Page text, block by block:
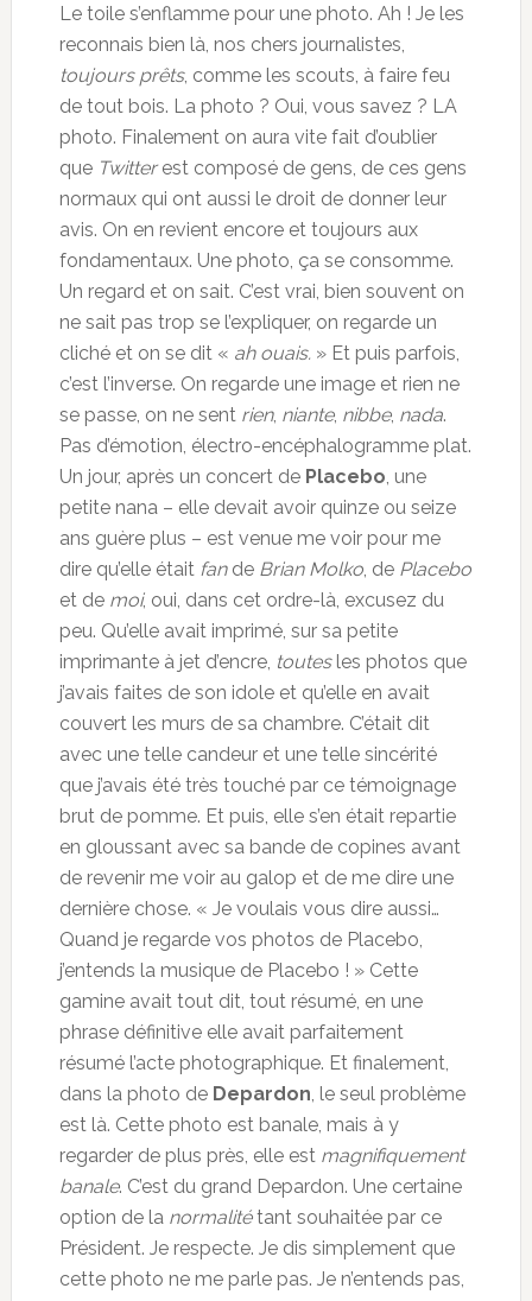
Le toile s’enflamme pour une photo. Ah ! Je les
reconnais bien là, nos chers journalistes,
toujours prêts, comme les scouts, à faire feu
de tout bois. La photo ? Oui, vous savez ? LA
photo. Finalement on aura vite fait d’oublier
que Twitterest composé de gens, de ces gens
normaux qui ont aussi le droit de donner leur
avis. On en revient encore et toujours aux
fondamentaux. Une photo, ça se consomme.
Un regard et on sait. C’est vrai, bien souvent on
ne sait pas trop se l’expliquer, on regarde un
cliché et on se dit « ah ouais.» Et puis parfois,
c’est l’inverse. On regarde une image et rien ne
se passe, on ne sent rien, niante, nibbe, nada.
Pas d’émotion, électro-encéphalogramme plat.
Un jour, après un concert de Placebo, une
petite nana – elle devait avoir quinze ou seize
ans guère plus – est venue me voir pour me
dire qu’elle était fande Brian Molko, de Placebo
et de moi, oui, dans cet ordre-là, excusez du
peu. Qu’elle avait imprimé, sur sa petite
imprimante à jet d’encre, toutesles photos que
j’avais faites de son idole et qu’elle en avait
couvert les murs de sa chambre. C’était dit
avec une telle candeur et une telle sincérité
que j’avais été très touché par ce témoignage
brut de pomme. Et puis, elle s’en était repartie
en gloussant avec sa bande de copines avant
de revenir me voir au galop et de me dire une
dernière chose. « Je voulais vous dire aussi…
Quand je regarde vos photos de Placebo,
j’entends la musique de Placebo ! » Cette
gamine avait tout dit, tout résumé, en une
phrase définitive elle avait parfaitement
résumé l’acte photographique. Et finalement,
dans la photo de Depardon, le seul problème
est là. Cette photo est banale, mais à y
regarder de plus près, elle est magnifiquement
banale. C’est du grand Depardon. Une certaine
option de la normalitétant souhaitée par ce
Président. Je respecte. Je dis simplement que
cette photo ne me parle pas. Je n’entends pas,